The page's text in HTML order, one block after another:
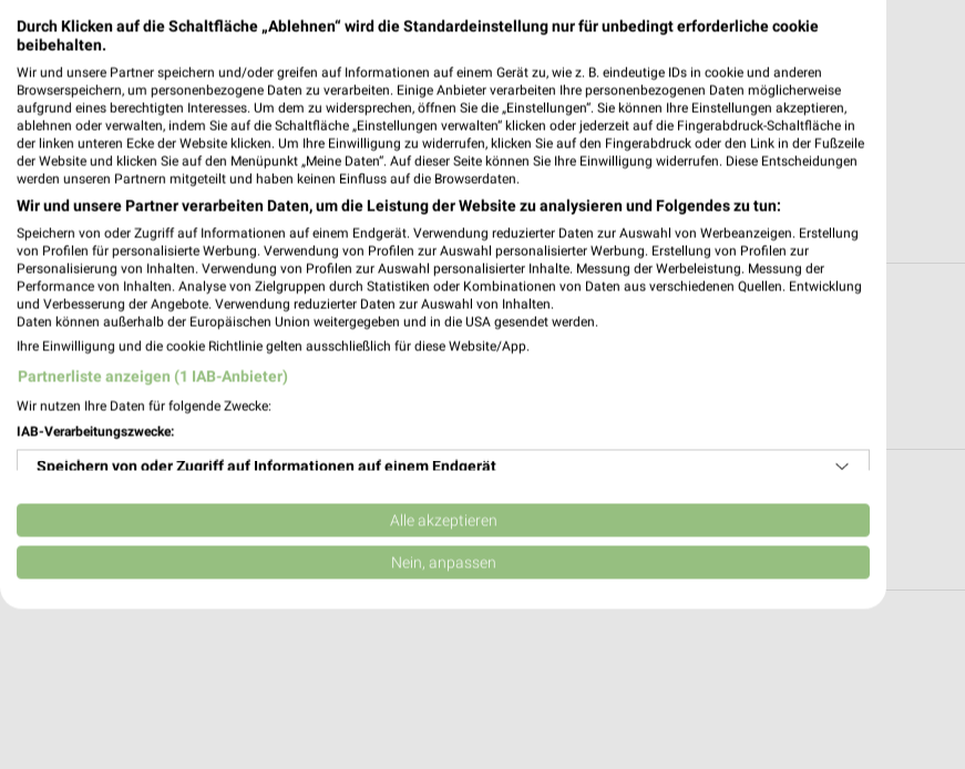
Denns BioMarkt Kaufbeuren
Alte Weberei 3
87600 Kaufbeuren
Heute 08:00 - 19:00 Uhr |
552,23 km • Angebote: 1 Prospekt
Neuer Markt 7
548,72 km • Angebote: 1 Prospekt
Durch Klicken auf die Schaltfläche „Ablehnen“ wird die Standardeinstellung nur für unbedingt erforderliche cookie
beibehalten.
Wir und unsere Partner speichern und/oder greifen auf Informationen auf einem Gerät zu, wie z. B. eindeutige IDs in cookie und anderen
Browserspeichern, um personenbezogene Daten zu verarbeiten. Einige Anbieter verarbeiten Ihre personenbezogenen Daten möglicherweise
aufgrund eines berechtigten Interesses. Um dem zu widersprechen, öffnen Sie die „Einstellungen“. Sie können Ihre Einstellungen akzeptieren,
ablehnen oder verwalten, indem Sie auf die Schaltfläche „Einstellungen verwalten“ klicken oder jederzeit auf die Fingerabdruck-Schaltfläche in
der linken unteren Ecke der Website klicken. Um Ihre Einwilligung zu widerrufen, klicken Sie auf den Fingerabdruck oder den Link in der Fußzeile
der Website und klicken Sie auf den Menüpunkt „Meine Daten“. Auf dieser Seite können Sie Ihre Einwilligung widerrufen. Diese Entscheidungen
werden unseren Partnern mitgeteilt und haben keinen Einfluss auf die Browserdaten.
Wir und unsere Partner verarbeiten Daten, um die Leistung der Website zu analysieren und Folgendes zu tun:
Speichern von oder Zugriff auf Informationen auf einem Endgerät. Verwendung reduzierter Daten zur Auswahl von Werbeanzeigen. Erstellung
von Profilen für personalisierte Werbung. Verwendung von Profilen zur Auswahl personalisierter Werbung. Erstellung von Profilen zur
Personalisierung von Inhalten. Verwendung von Profilen zur Auswahl personalisierter Inhalte. Messung der Werbeleistung. Messung der
Performance von Inhalten. Analyse von Zielgruppen durch Statistiken oder Kombinationen von Daten aus verschiedenen Quellen. Entwicklung
und Verbesserung der Angebote. Verwendung reduzierter Daten zur Auswahl von Inhalten.
Daten können außerhalb der Europäischen Union weitergegeben und in die USA gesendet werden.
Ihre Einwilligung und die cookie Richtlinie gelten ausschließlich für diese Website/App.
Partnerliste anzeigen (1 IAB-Anbieter)
Wir nutzen Ihre Daten für folgende Zwecke:
IAB-Verarbeitungszwecke:
Speichern von oder Zugriff auf Informationen auf einem Endgerät
Verwendung reduzierter Daten zur Auswahl von Werbeanzeigen
Erstellung von Profilen für personalisierte Werbung
Alle akzeptieren
Nein, anpassen